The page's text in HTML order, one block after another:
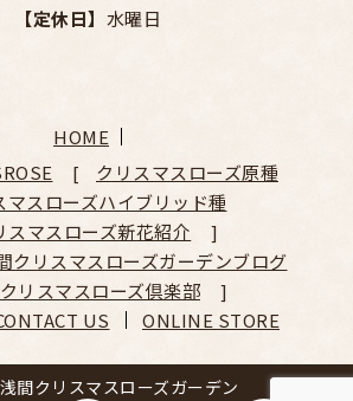
【定休日】 水曜日
HOME
クリスマスローズ原種
マスローズハイブリッド種
スマスローズ新花紹介
クリスマスローズガーデンブログ
リスマスローズ倶楽部
US ONLINE STORE
間クリスマスローズガーデン